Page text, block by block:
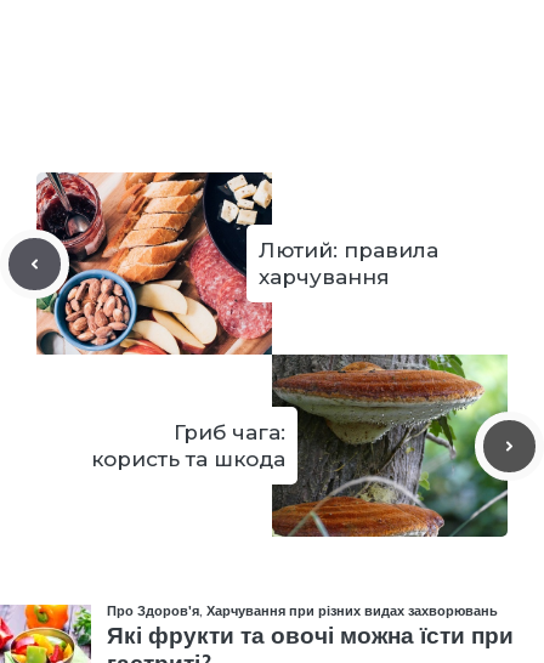
Лютий: правила
харчування
Гриб чага:
користь та шкода